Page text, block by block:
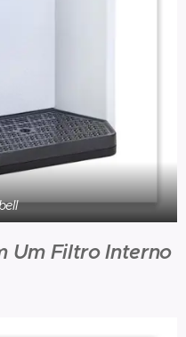
Um Filtro Interno